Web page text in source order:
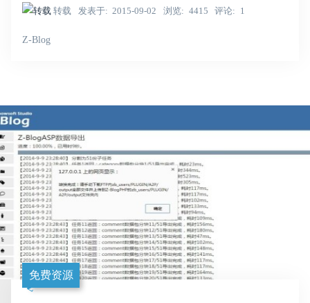
转载 发表于 2015-09-02 浏览 4415 评论 1
Z-Blog
免费资源